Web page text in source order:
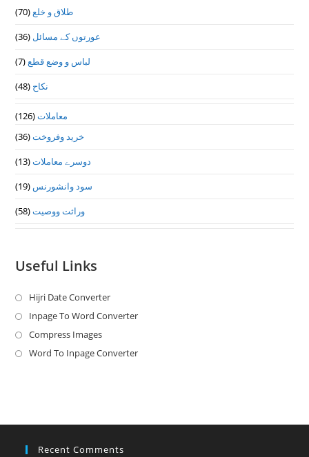
طلاق و خلع(70)
عورتوں کے مسائل (36)
لباس و وضع قطع(7)
نکاح (48)
معاملات(126)
خرید وفروخت(36)
دوسرے معاملات(13)
سود وانشورنس (19)
وراثت ووصيت(58)
Useful Links
Hijri Date ConverterOpens
in
new
Inpage To Word ConverterOpens
a
Compress ImagesOpens
in
Word To Inpage ConverterOpens
tab
Recent Comments